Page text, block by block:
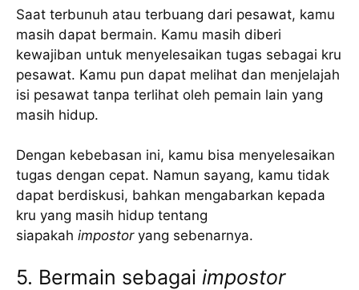
Saat terbunuh atau terbuang dari pesawat, kamu
masih dapat bermain. Kamu masih diberi
kewajiban untuk menyelesaikan tugas sebagai kru
pesawat. Kamu pun dapat melihat dan menjelajah
isi pesawat tanpa terlihat oleh pemain lain yang
masih hidup.
Dengan kebebasan ini, kamu bisa menyelesaikan
tugas dengan cepat. Namun sayang, kamu tidak
dapat berdiskusi, bahkan mengabarkan kepada
kru yang masih hidup tentang
siapakah impostoryang sebenarnya.
5. Bermain sebagai impostor